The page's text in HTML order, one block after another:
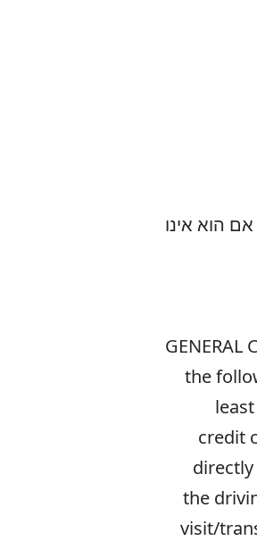
הוא אינו
1.
the
credit
the
visit/